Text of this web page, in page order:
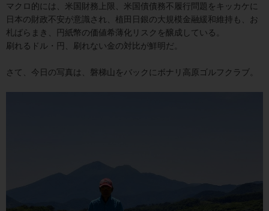
マクロ的には、米国財務上限、米国債債務不履行問題をキッカケに
日本の財政不安が意識され、植田日銀の大規模金融緩和維持も、お
札ばらまき、円紙幣の価値希薄化リスクを醸成している。
刷れるドル・円、刷れない金の対比が鮮明だ。
さて、今日の写真は、磐梯山をバックにボナリ高原ゴルフクラブ。